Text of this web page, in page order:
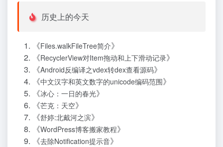
历史上的今天
《Files.walkFileTree简介》
《RecyclerView对Item拖动和上下滑动记录》
《Android反编译之vdex转dex查看源码》
《中文汉字和英文数字的unicode编码范围》
《冰心：一日的春光》
《芒克：天空》
《舒婷:北戴河之滨》
《WordPress博客搬家教程》
《去除Notification提示音》